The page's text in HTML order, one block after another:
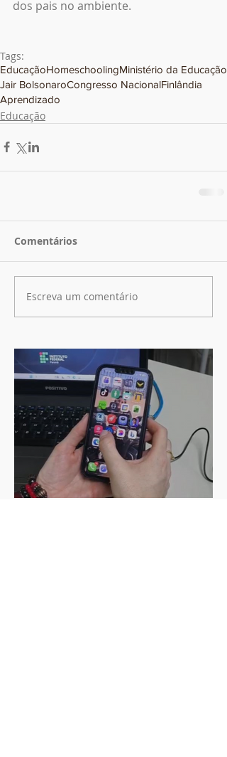
dos pais no ambiente.
Tags:
EducaçãoHomeschoolingMinistério da Educação
Jair BolsonaroCongresso NacionalFinlândia
Aprendizado
Educação
Comentários
Escreva um comentário